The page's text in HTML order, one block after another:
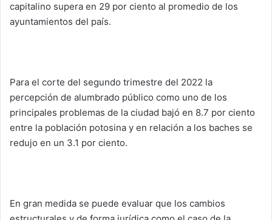
capitalino supera en 29 por ciento al promedio de los
ayuntamientos del país.
Para el corte del segundo trimestre del 2022 la
percepción de alumbrado público como uno de los
principales problemas de la ciudad bajó en 8.7 por ciento
entre la población potosina y en relación a los baches se
redujo en un 3.1 por ciento.
En gran medida se puede evaluar que los cambios